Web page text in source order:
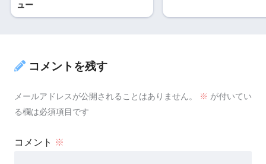
ュー
コメントを残す
メールアドレスが公開されることはありません。 ※ が付いてい
る欄は必須項目です
コメント ※